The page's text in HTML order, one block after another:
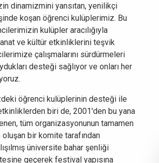
dinamizmini yansıtan, yenilikçi
koşan öğrenci kulüplerimiz. Bu
kulüpler aracılığıyla
ve kültür etkinliklerini teşvik
çalışmalarını sürdürmeleri
desteği sağlıyor ve onları her
öğrenci kulüplerinin desteği ile
biri de, 2001'den bu yana
tüm organizasyonunun tamamen
bir komite tarafından
üniversite bahar şenliği
geçerek festival yapısına